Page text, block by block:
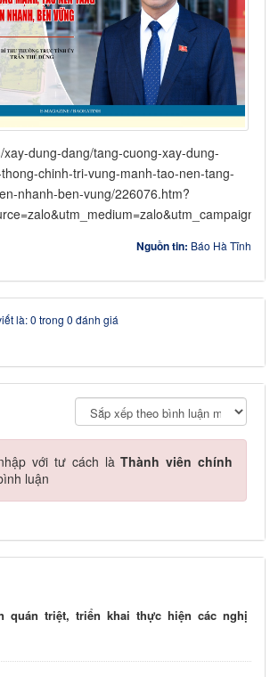
dung-dang/tang-cuong-xay-dung-
chinh-tri-vung-manh-tao-nen-tang-
nhanh-ben-vung/226076.htm?
Nguồn tin: Báo Hà Tĩnh
là: 0 trong 0 đánh giá
với tư cách làThành viên chính
luận
quán triệt, triển khai thực hiện các nghị